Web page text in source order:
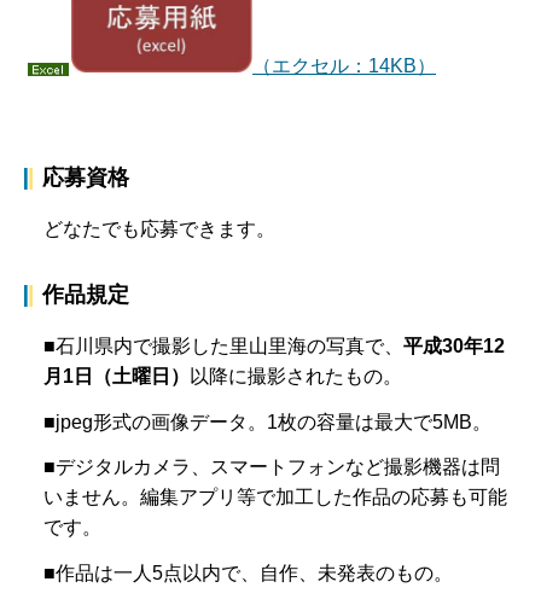
（エクセル：14KB）
応募資格
どなたでも応募できます。
作品規定
■石川県内で撮影した里山里海の写真で、 平成30年12
月1日（土曜日）
以降に撮影されたもの。
■jpeg形式の画像データ。1枚の容量は最大で5MB。
■デジタルカメラ、スマートフォンなど撮影機器は問
いません。編集アプリ等で加工した作品の応募も可能
です。
■作品は一人5点以内で、自作、未発表のもの。